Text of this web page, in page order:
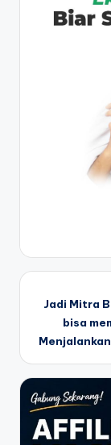
Jadi Mitra
bisa